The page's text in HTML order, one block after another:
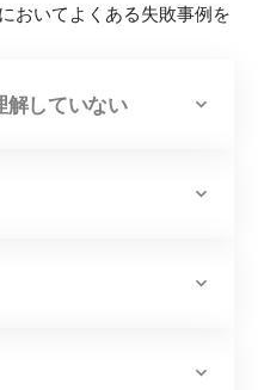
おいてよくある失敗事例を
解していない